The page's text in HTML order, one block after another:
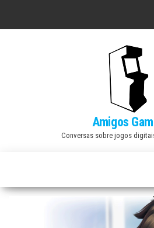
Amigos
Conversas sobre jogos